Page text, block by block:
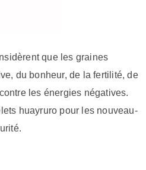
que les graines
du bonheur, de la fertilité, de
les énergies négatives.
huayruro pour les nouveau-